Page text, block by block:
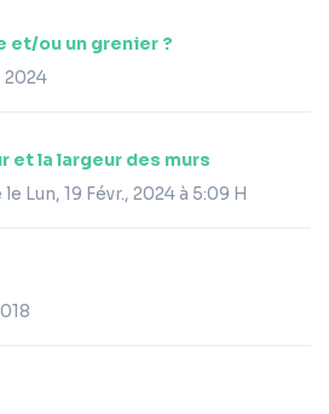
ou un grenier ?
2024
et la largeur des murs
Lun, 19 Févr., 2024 à 5:09 H